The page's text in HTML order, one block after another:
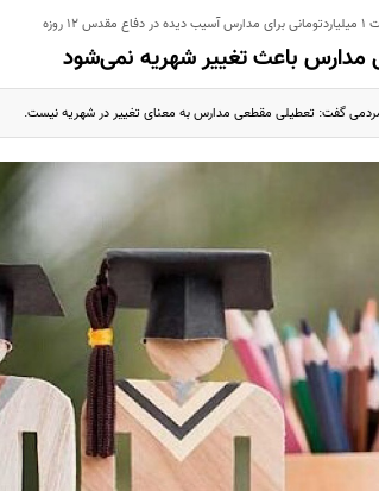
روزه
مدارس باعث تغییر شهریه نمی‌شود
گفت: تعطیلی مقطعی مدارس به معنای تغییر در شهریه نیست.